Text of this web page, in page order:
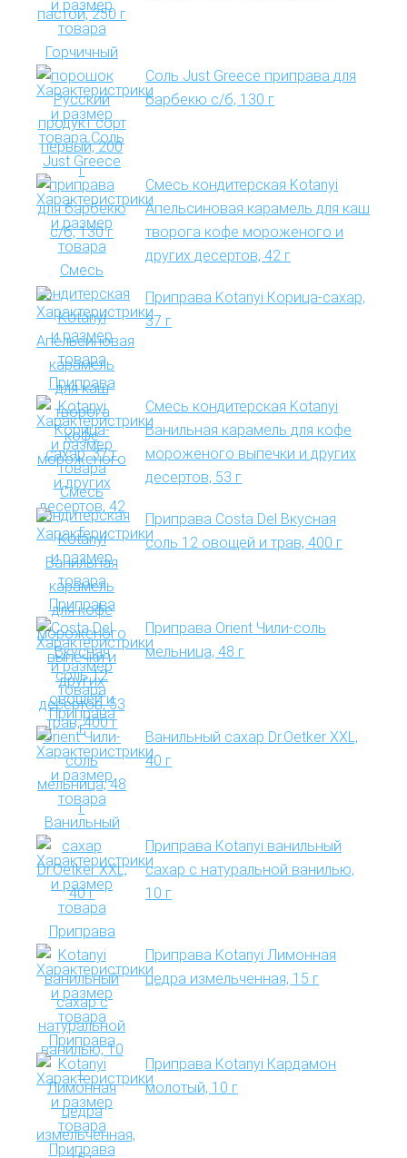
Соль Just Greece приправа для
барбекю с/б, 130 г
Смесь кондитерская Kotanyi
Апельсиновая карамель для каш
творога кофе мороженого и
других десертов, 42 г
Приправа Kotanyi Корица-сахар,
37 г
Смесь кондитерская Kotanyi
Ванильная карамель для кофе
мороженого выпечки и других
десертов, 53 г
Приправа Costa Del Вкусная
соль 12 овощей и трав, 400 г
Приправа Orient Чили-соль
мельница, 48 г
Ванильный сахар Dr.Oetker XXL,
40 г
Приправа Kotanyi ванильный
сахар с натуральной ванилью,
10 г
Приправа Kotanyi Лимонная
цедра измельченная, 15 г
Приправа Kotanyi Кардамон
молотый, 10 г